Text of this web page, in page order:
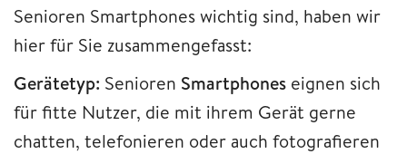
Senioren Smartphones wichtig sind, haben wir
hier für Sie zusammengefasst:
Gerätetyp: Senioren Smartphones eignen sich
für fitte Nutzer, die mit ihrem Gerät gerne
chatten, telefonieren oder auch fotografieren